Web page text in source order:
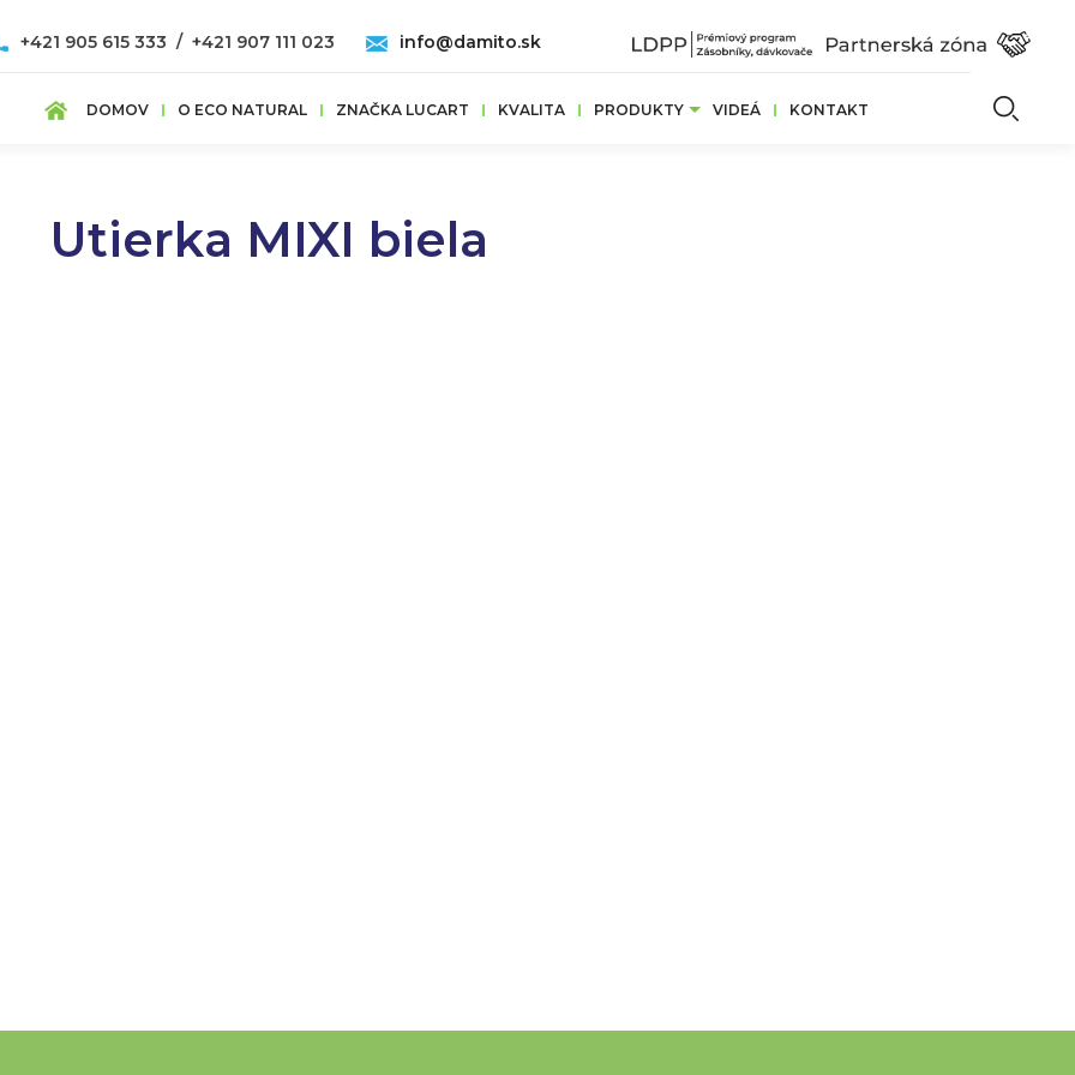
DOMOV O ECO NATURAL ZNAČKA LUCART KVALITA PRODUKTY VIDEÁ KONTAKT
+421 905 615 333 / +421 907 111 023 info@damito.sk
Utierka MIXI biela